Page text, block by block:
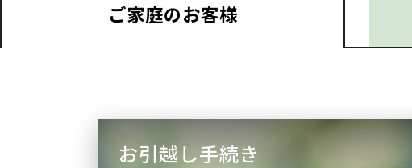
ご家庭のお客様
お引越し手続き